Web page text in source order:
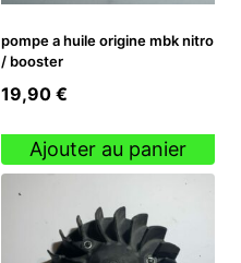
pompe a huile origine mbk nitro
/ booster
19,90 €
Ajouter au panier